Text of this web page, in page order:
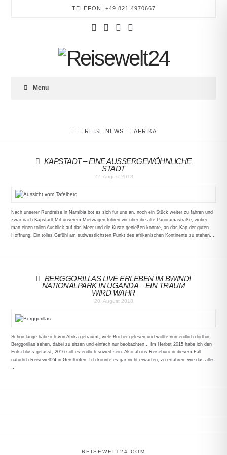
TELEFON: +49 821 4970667
Menu
HOMEREISE NEWS AFRIKA
KAPSTADT – EINE AUSSERGEWÖHNLICHE S
TADT
22. August 2018
Nach unserer Rundreise in Namibia bot es sich für uns an, noch ein Stück weiter zu fahren und
zwar nach Kapstadt.Mit unserem Mietwagen fuhren wir über die alte Panoramastraße, wobei
man einen tollen Ausblick auf das Meer und die Küste genießen konnte, an das Kap der guten
Hoffnung. Ein tolles Gefühl am südwestlichsten Punkt des afrikanischen Kontinents zu stehen…
BERGGORILLAS LIVE ERLEBEN IM BWINDI
NATIONALPARK IN UGANDA – EIN TRAUM
WIRD WAHR
20. August 2018
Schon lange habe ich von Afrika geträumt, viele Bücher gelesen und wollte nun endlich dorthin.
Berggorillas sehen, dabei zu sitzen und einfach nur beobachten… Im Herbst 2015 habe ich den
Entschluss gefasst, 2016 soll es endlich soweit sein. Also ab ins Reisebüro in diesem Fall
natürlich Reisewelt24 in Gersthofen. Ich konnte es gar nicht erwarten, zu erfahren, wie das alles
…
REISEWELT24.COM